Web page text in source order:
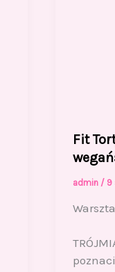
Fit
admin / 9